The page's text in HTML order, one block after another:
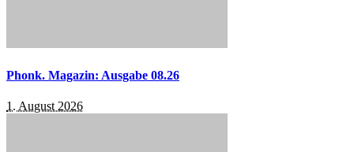
Phonk. Magazin: Ausgabe 08.26
1. August 2026